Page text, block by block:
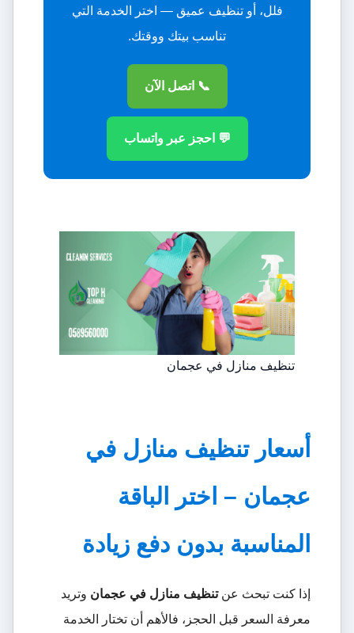
فلل، أو تنظيف عميق — اختر الخدمة التي
تناسب بيتك ووقتك.
📞 اتصل الآن
💬 احجز عبر واتساب
تنظيف منازل في عجمان
أسعار تنظيف منازل في
عجمان – اختر الباقة
المناسبة بدون دفع زيادة
إذا كنت تبحث عنتنظيف منازل في عجمان وتريد
معرفة السعر قبل الحجز، فالأهم أن تختار الخدمة